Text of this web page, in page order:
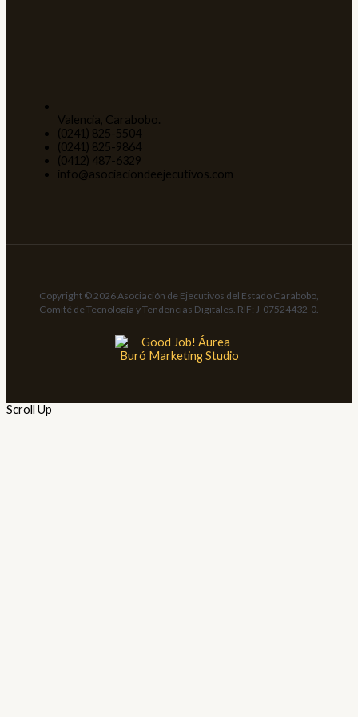
Valencia, Carabobo.
(0241) 825-5504
(0241) 825-9864
(0412) 487-6329
info@asociaciondeejecutivos.com
Copyright © 2026 Asociación de Ejecutivos del Estado Carabobo,
Comité de Tecnología y Tendencias Digitales. RIF: J-07524432-0.
Scroll Up